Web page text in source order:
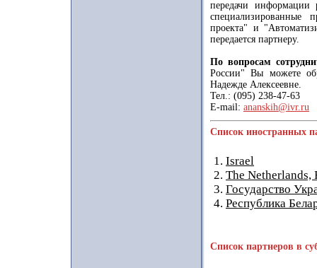
передачи информации
специализированные
проекта" и
передается партнеру.
По вопросам
России" Вы можете
Надежде Алексеевне.
Тел.: (095) 238-47-63
E-mail: ananskih@ivr.ru
Список иностранных
1. Israel
2. The
3. Государство
4. Республика
Список партнеров в